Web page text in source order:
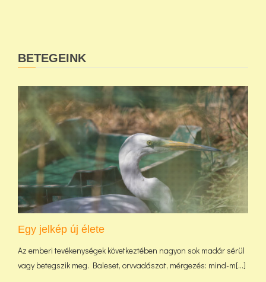
BETEGEINK
Egy jelkép új élete
Az emberi tevékenységek következtében nagyon sok madár sérül
vagy betegszik meg. Baleset, orvvadászat, mérgezés: mind-m[...]